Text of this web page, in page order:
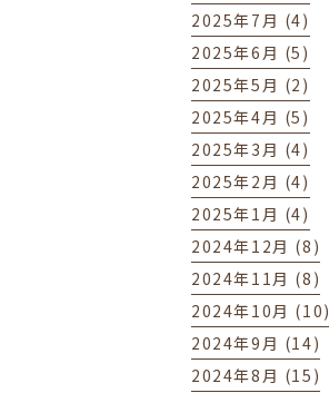
2025年7月 (4)
2025年6月 (5)
2025年5月 (2)
2025年4月 (5)
2025年3月 (4)
2025年2月 (4)
2025年1月 (4)
2024年12月 (8)
2024年11月 (8)
2024年10月 (10)
2024年9月 (14)
2024年8月 (15)